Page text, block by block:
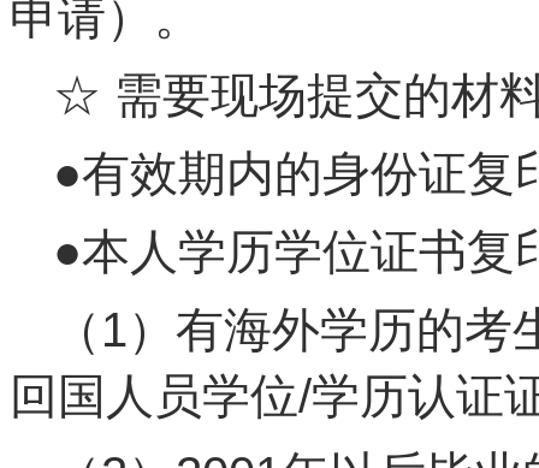
申请）。
☆ 需要现场提交的材
●有效期内的身份证复
●本人学历学位证书复
（1）有海外学历的
回国人员学位/学历认证